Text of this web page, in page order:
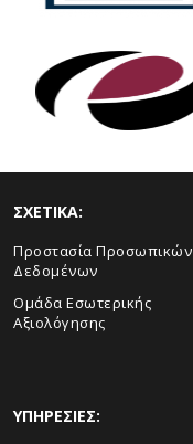
ΣΧΕΤΙΚΑ:
Προστασία Προσωπικών
Δεδομένων
Ομάδα Εσωτερικής
Αξιολόγησης
ΥΠΗΡΕΣΙΕΣ: